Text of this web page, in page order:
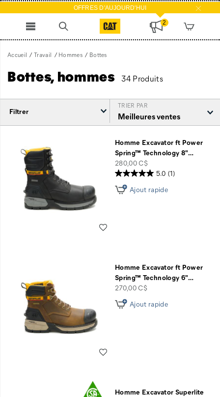
OFFRES D'AUJOURD'HUI
2
Accueil Travail Hommes Bottes
Bottes, hommes 34 Produits
Filtrer
TRIER PAR
Bottes
Homme Excavator ft Power
Spring™ Technology 8"…
price
280,00 C$
5.0 (1)
Ajout rapide
Homme Excavator ft Power
Spring™ Technology 6"…
price
270,00 C$
Ajout rapide
Homme Excavator Superlite